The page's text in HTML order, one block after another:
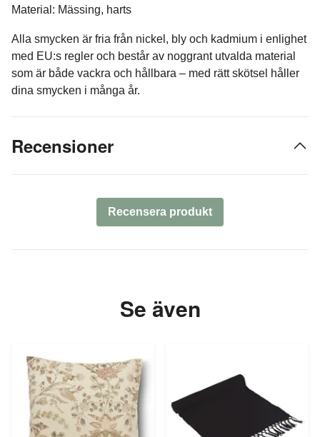
Material: Mässing, harts
Alla smycken är fria från nickel, bly och kadmium i enlighet
med EU:s regler och består av noggrant utvalda material
som är både vackra och hållbara – med rätt skötsel håller
dina smycken i många år.
Recensioner
Recensera produkt
Se även